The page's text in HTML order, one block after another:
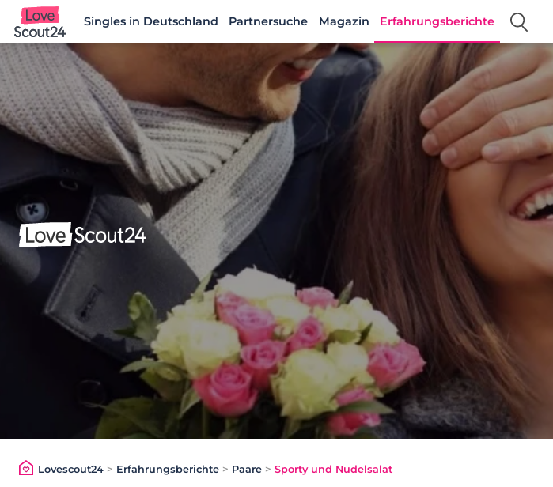
Lovescout24
Singles in Deutschland Partnersuche Magazin Erfahrungsberichte
Lovescout24> Erfahrungsberichte > Paare > Sporty und Nudelsalat